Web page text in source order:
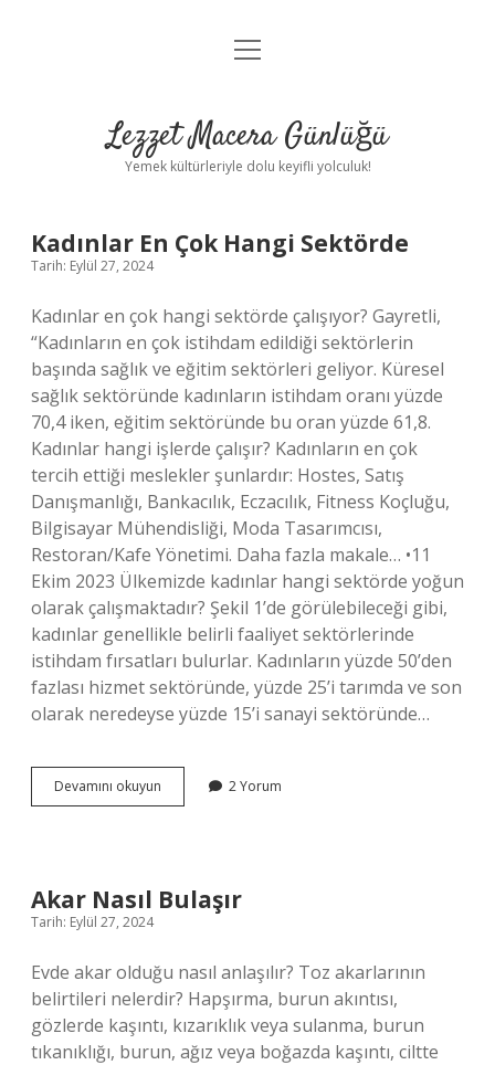
Anasayfa
Yasal Uyarı
menüyü
Lezzet Macera Günlüğü
Yemek kültürleriyle dolu keyifli yolculuk!
Lezzet
Macera
Günlüğü
Yazılar
Kadınlar En Çok Hangi Sektörde
Tarih: Eylül 27, 2024
Kadınlar en çok hangi sektörde çalışıyor? Gayretli,
“Kadınların en çok istihdam edildiği sektörlerin
başında sağlık ve eğitim sektörleri geliyor. Küresel
sağlık sektöründe kadınların istihdam oranı yüzde
70,4 iken, eğitim sektöründe bu oran yüzde 61,8.
Kadınlar hangi işlerde çalışır? Kadınların en çok
tercih ettiği meslekler şunlardır: Hostes, Satış
Danışmanlığı, Bankacılık, Eczacılık, Fitness Koçluğu,
Bilgisayar Mühendisliği, Moda Tasarımcısı,
Restoran/Kafe Yönetimi. Daha fazla makale… •11
Ekim 2023 Ülkemizde kadınlar hangi sektörde yoğun
olarak çalışmaktadır? Şekil 1’de görülebileceği gibi,
kadınlar genellikle belirli faaliyet sektörlerinde
istihdam fırsatları bulurlar. Kadınların yüzde 50’den
fazlası hizmet sektöründe, yüzde 25’i tarımda ve son
olarak neredeyse yüzde 15’i sanayi sektöründe…
Devamını okuyun Kadınlar
En
2 Yorum
Akar Nasıl Bulaşır
Tarih: Eylül 27, 2024
Evde akar olduğu nasıl anlaşılır? Toz akarlarının
belirtileri nelerdir? Hapşırma, burun akıntısı,
gözlerde kaşıntı, kızarıklık veya sulanma, burun
tıkanıklığı, burun, ağız veya boğazda kaşıntı, ciltte